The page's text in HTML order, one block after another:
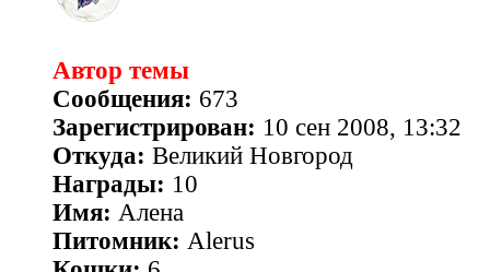
Автор темы
Сообщения: 673
Зарегистрирован: 10 сен 2008, 13:32
Откуда: Великий Новгород
Награды: 10
Имя: Алена
Питомник: Alerus